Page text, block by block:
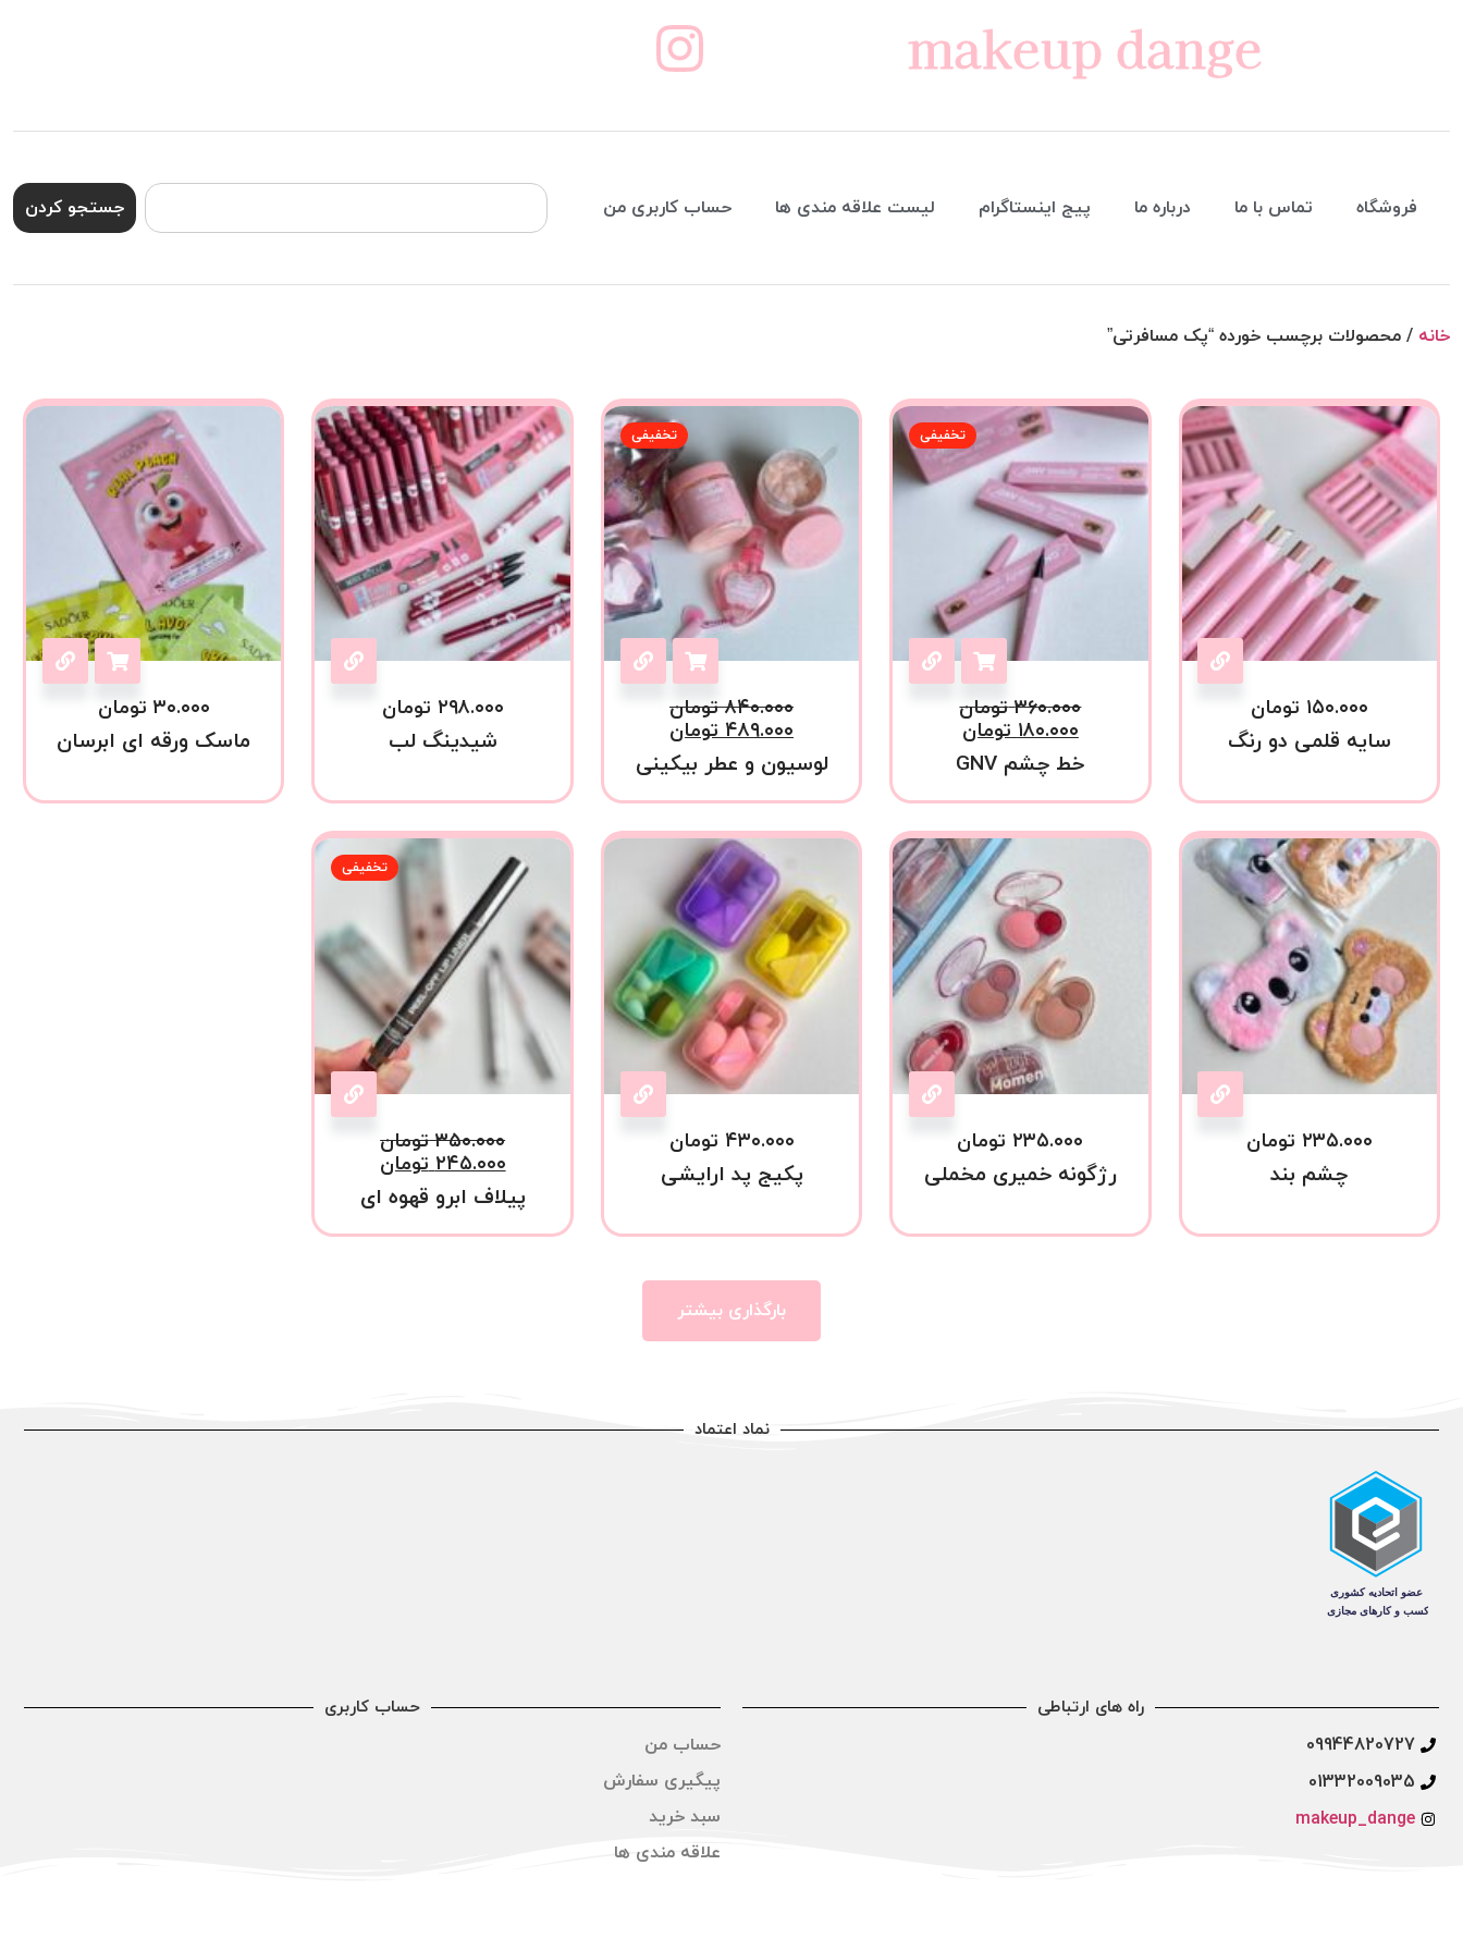
makeup dange
فروشگاه تماس با ما درباره ما پیج اینستاگرام لیست علاقه مندی ها حساب کاربری من جستجو کردن
خانه / محصولات برچسب خورده “پک مسافرتی”
۱۵۰.۰۰۰ تومان
سایه قلمی دو رنگ
تخفیفی
۳۶۰.۰۰۰ تومان
۱۸۰.۰۰۰ تومان
خط چشم GNV
تخفیفی
۸۴۰.۰۰۰ تومان
۴۸۹.۰۰۰ تومان
لوسیون و عطر بیکینی
۲۹۸.۰۰۰ تومان
شیدینگ لب
۳۰.۰۰۰ تومان
ماسک ورقه ای ابرسان
۲۳۵.۰۰۰ تومان
چشم بند
۲۳۵.۰۰۰ تومان
رژگونه خمیری مخملی
۴۳۰.۰۰۰ تومان
پکیج پد ارایشی
تخفیفی
۳۵۰.۰۰۰ تومان
۲۴۵.۰۰۰ تومان
پیلاف ابرو قهوه ای
بارگذاری بیشتر
نماد اعتماد
راه های ارتباطی
09944820727
01332009035
makeup_dange
حساب کاربری
حساب من
پیگیری سفارش
سبد خرید
علاقه مندی ها